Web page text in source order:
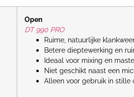
Open
DT 990 PRO
Ruime, natuurlijke
Betere dieptewerking en
Ideaal voor mixing en
Niet geschikt naast een
Alleen voor gebruik in stille